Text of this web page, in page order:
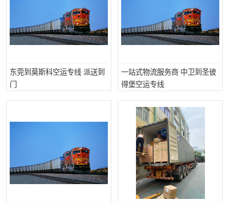
东莞到莫斯科空运专线 派送到
门
一站式物流服务商 中卫到圣彼
得堡空运专线